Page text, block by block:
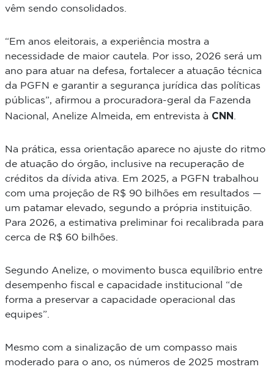
vêm sendo consolidados.
“Em anos eleitorais, a experiência mostra a
necessidade de maior cautela. Por isso, 2026 será um
ano para atuar na defesa, fortalecer a atuação técnica
da PGFN e garantir a segurança jurídica das políticas
públicas”, afirmou a procuradora-geral da Fazenda
Nacional, Anelize Almeida, em entrevista à CNN.
Na prática, essa orientação aparece no ajuste do ritmo
de atuação do órgão, inclusive na recuperação de
créditos da dívida ativa. Em 2025, a PGFN trabalhou
com uma projeção de R$ 90 bilhões em resultados —
um patamar elevado, segundo a própria instituição.
Para 2026, a estimativa preliminar foi recalibrada para
cerca de R$ 60 bilhões.
Segundo Anelize, o movimento busca equilíbrio entre
desempenho fiscal e capacidade institucional “de
forma a preservar a capacidade operacional das
equipes”.
Mesmo com a sinalização de um compasso mais
moderado para o ano, os números de 2025 mostram